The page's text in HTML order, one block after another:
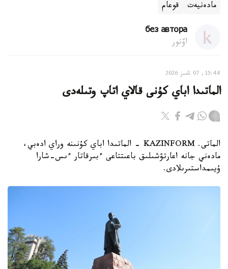
مادەنيەت قوعام
без автора
اۆتور
15:44, 07 تامىز 2026
الماتىدا اباي كۇنى قالاي اتاپ وتىلەدى
الماتى. KAZINFORM - الماتىدا اباي كۇنىنە وراي ادەبي،
مادەني جانە اعارتۋشىلىق باعىتتاعى ءبىرقاتار ءىس-شارا
ۇيىمداستىرىلادى.